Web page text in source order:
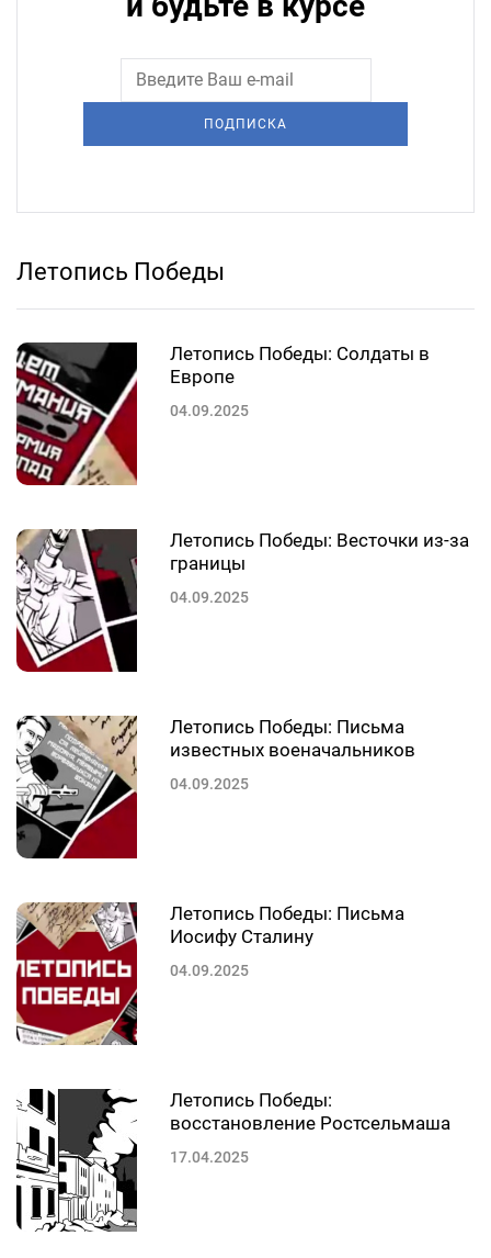
ПОДПИСКА
Летопись Победы
Летопись Победы: Солдаты в
Европе
04.09.2025
Летопись Победы: Весточки из-за
границы
04.09.2025
Летопись Победы: Письма
известных военачальников
04.09.2025
Летопись Победы: Письма
Иосифу Сталину
04.09.2025
Летопись Победы:
восстановление Ростсельмаша
17.04.2025